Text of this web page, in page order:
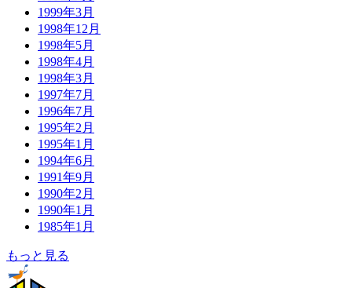
1999年3月
1998年12月
1998年5月
1998年4月
1998年3月
1997年7月
1996年7月
1995年2月
1995年1月
1994年6月
1991年9月
1990年2月
1990年1月
1985年1月
もっと見る